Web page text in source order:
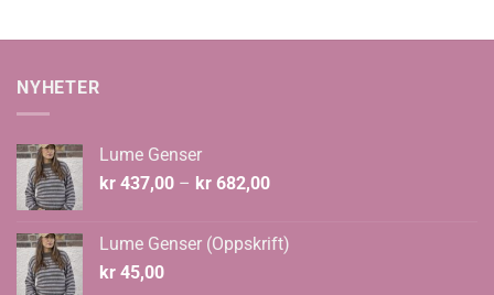
NYHETER
Lume Genser
kr 437,00 – kr 682,00Prisområde:
kr 682,00
Lume Genser (Oppskrift)
kr 45,00